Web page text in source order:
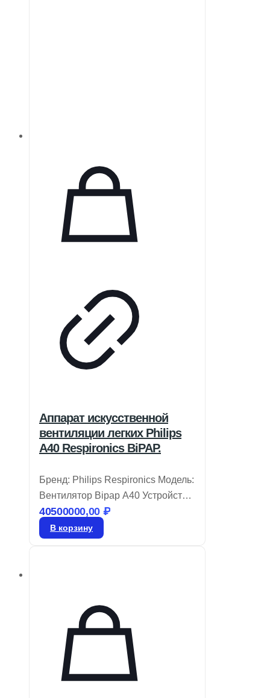
Аппарат искусственной
вентиляции легких Philips
A40 Respironics BiPAP.
Бренд: Philips Respironics Модель:
Вентилятор Bipap A40 Устройство
Philips Respironics BiPAP A40
разработано для удобства в
вентиляции AVAPS-AE
обеспечивает эффективное
соблюдение терапевтических
рекомендаций, а наличие
аккумулятора позволяет
пациентам получать необходимую
40500000,00 ₽
В корзину